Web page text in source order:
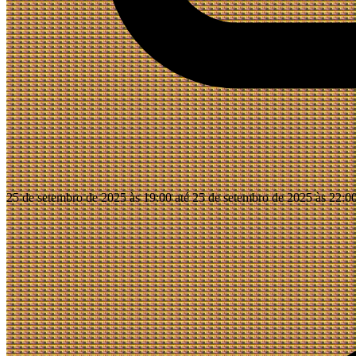
25 de setembro de 2025 às 19:00 até 25 de setembro de 2025 às